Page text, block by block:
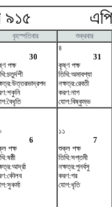
৯১৫
বৃহস্পতিবার
শুক্রবার
30
পক্ষ
৪
31
কৃষ্ণ পক্ষ
তিথি:অমাবশ্যা
নক্ষত্র:রেবতী
করণ:নাগ
যোগ:বিষ্কুম্ভ
6
পক্ষ
১১
7
শুক্ল পক্ষ
তিথি:সপ্তমী
নক্ষত্র:পুনর্বসু
করণ:গর
যোগ:ধৃতি